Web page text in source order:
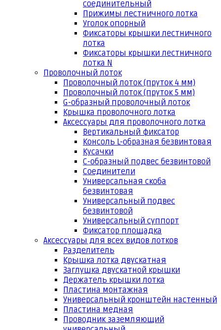
соединительный
Прижимы лестничного лотка
Уголок опорный
Фиксаторы крышки лестничного
лотка
Фиксаторы крышки лестничного
лотка N
Проволочный лоток
Проволочный лоток (пруток 4 мм)
Проволочный лоток (пруток 5 мм)
G-образный проволочный лоток
Крышка проволочного лотка
Аксессуары для проволочного лотка
Вертикальный фиксатор
Консоль L-образная безвинтовая
Кусачки
С-образный подвес безвинтовой
Соединители
Универсальная скоба
безвинтовая
Универсальный подвес
безвинтовой
Универсальный суппорт
Фиксатор площадка
Аксессуары для всех видов лотков
Разделитель
Крышка лотка двускатная
Заглушка двускатной крышки
Держатель крышки лотка
Пластина монтажная
Универсальный кронштейн настенный
Пластина медная
Проводник заземляющий